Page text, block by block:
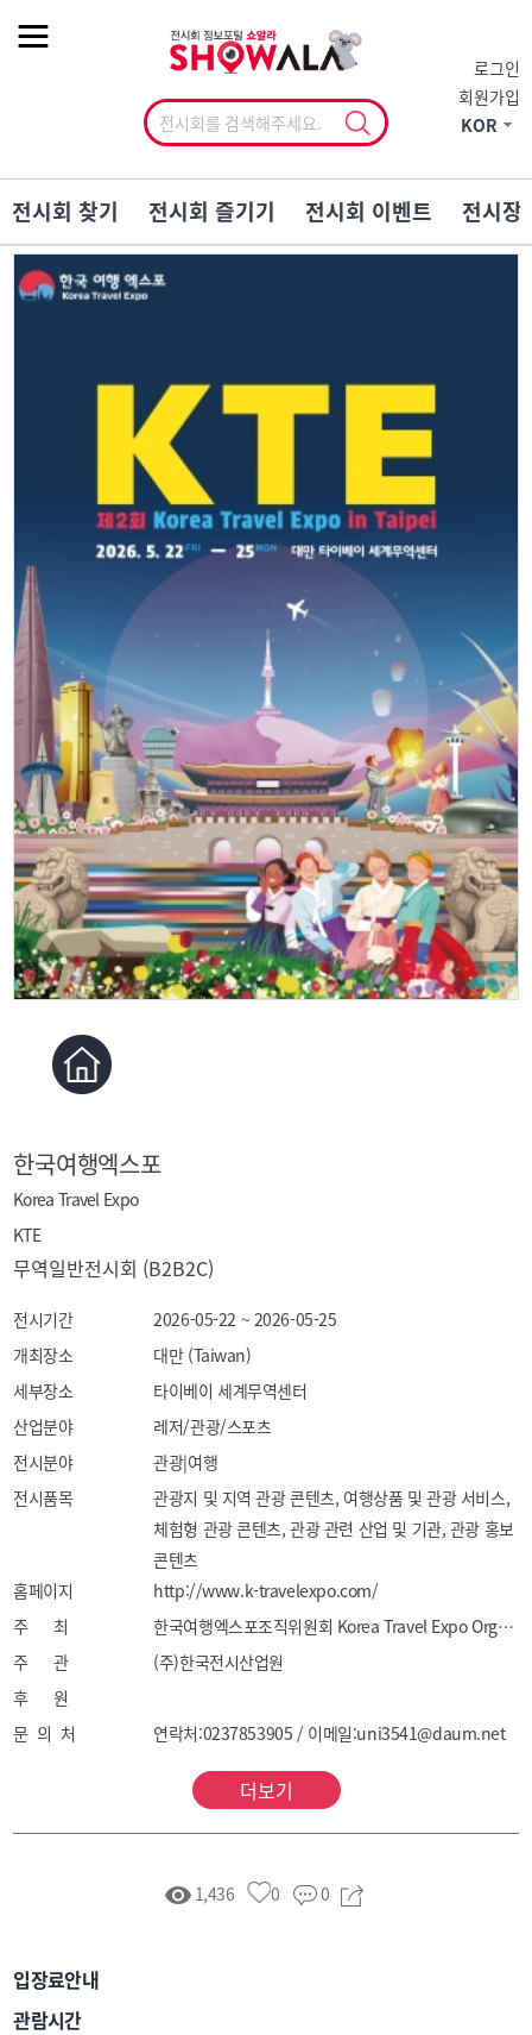
로그인
회원가입
KOR
전시회 찾기 전시회 즐기기 전시회 이벤트 전시장
한국여행엑스포
Korea Travel Expo
KTE
무역일반전시회 (B2B2C)
전시기간
2026-05-22 ~ 2026-05-25
개최장소
대만 (Taiwan)
세부장소
타이베이 세계무역센터
산업분야
레저/관광/스포츠
전시분야
관광|여행
전시품목
관광지 및 지역 관광 콘텐츠, 여행상품 및 관광 서비스,
체험형 관광 콘텐츠, 관광 관련 산업 및 기관, 관광 홍보
콘텐츠
홈페이지
http://www.k-travelexpo.com/
주 최
한국여행엑스포조직위원회 Korea Travel Expo Organizing Committee
주 관
(주)한국전시산업원
후 원
문 의 처
연락처:0237853905 / 이메일:uni3541@daum.net
더보기
1,436 0 0
입장료안내
관람시간